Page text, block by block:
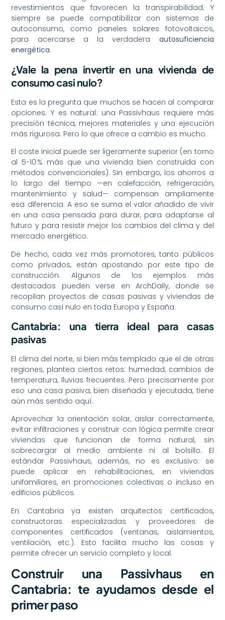
revestimientos que favorecen la transpirabilidad. Y
siempre se puede compatibilizar con sistemas de
autoconsumo, como paneles solares fotovoltaicos,
para acercarse a la verdadera autosuficiencia
energética.
¿Vale la pena invertir en una vivienda de
consumo casi nulo?
Esta es la pregunta que muchos se hacen al comparar
opciones. Y es natural: una Passivhaus requiere más
precisión técnica, mejores materiales y una ejecución
más rigurosa. Pero lo que ofrece a cambio es mucho.
El coste inicial puede ser ligeramente superior (en torno
al 5-10 % más que una vivienda bien construida con
métodos convencionales). Sin embargo, los ahorros a
lo largo del tiempo —en calefacción, refrigeración,
mantenimiento y salud— compensan ampliamente
esa diferencia. A eso se suma el valor añadido de vivir
en una casa pensada para durar, para adaptarse al
futuro y para resistir mejor los cambios del clima y del
mercado energético.
De hecho, cada vez más promotores, tanto públicos
como privados, están apostando por este tipo de
construcción. Algunos de los ejemplos más
destacados pueden verse en ArchDaily, donde se
recopilan proyectos de casas pasivas y viviendas de
consumo casi nulo en toda Europa y España.
Cantabria: una tierra ideal para casas
pasivas
El clima del norte, si bien más templado que el de otras
regiones, plantea ciertos retos: humedad, cambios de
temperatura, lluvias frecuentes. Pero precisamente por
eso una casa pasiva, bien diseñada y ejecutada, tiene
aún más sentido aquí.
Aprovechar la orientación solar, aislar correctamente,
evitar infiltraciones y construir con lógica permite crear
viviendas que funcionan de forma natural, sin
sobrecargar al medio ambiente ni al bolsillo. El
estándar Passivhaus, además, no es exclusivo: se
puede aplicar en rehabilitaciones, en viviendas
unifamiliares, en promociones colectivas o incluso en
edificios públicos.
En Cantabria ya existen arquitectos certificados,
constructoras especializadas y proveedores de
componentes certificados (ventanas, aislamientos,
ventilación, etc.). Esto facilita mucho las cosas y
permite ofrecer un servicio completo y local.
Construir una Passivhaus en
Cantabria: te ayudamos desde el
primer paso